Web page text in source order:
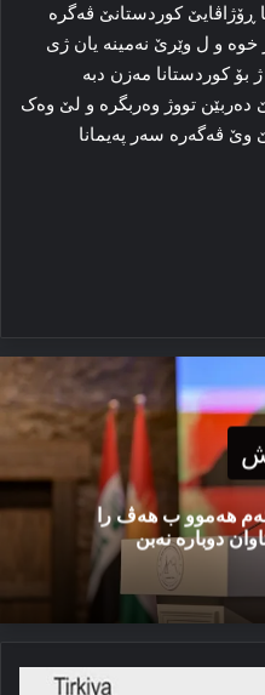
ڕۆژاڤایێ کوردستانێ ڤه‌گره‌
خوه‌ و ل وێرێ نه‌مینه‌ یان ژی
کوردستانا مه‌زن دبه‌
ده‌ربێن تووژ وه‌ربگره‌ و لێ وه‌ک
وێ ڤه‌گه‌ره‌ سه‌ر په‌یمانا
هەموو ب هەڤ را
دوبارە نەبن